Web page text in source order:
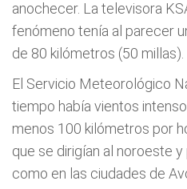
anochecer. La televisora
fenómeno tenía al parecer
de 80 kilómetros (50 millas).
El Servicio Meteorológico
tiempo había vientos
menos 100 kilómetros por
que se dirigían al noroeste
como en las ciudades de